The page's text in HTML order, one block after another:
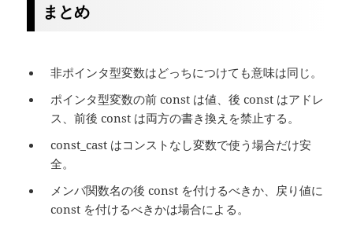
まとめ
非ポインタ型変数はどっちにつけても意味は同じ。
ポインタ型変数の前 const は値、後 const はアドレ
ス、前後 const は両方の書き換えを禁止する。
const_cast はコンストなし変数で使う場合だけ安
全。
メンバ関数名の後 const を付けるべきか、戻り値に
const を付けるべきかは場合による。